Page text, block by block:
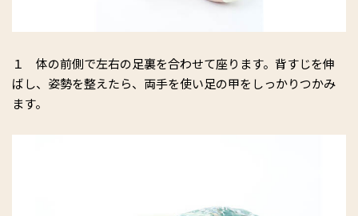
１ 体の前側で左右の足裏を合わせて座ります。背すじを伸
ばし、姿勢を整えたら、両手を使い足の甲をしっかりつかみ
ます。